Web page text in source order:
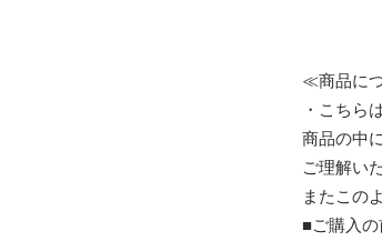
≪商品に
・こちら
商品の中
ご理解い
またこの
■ご購入